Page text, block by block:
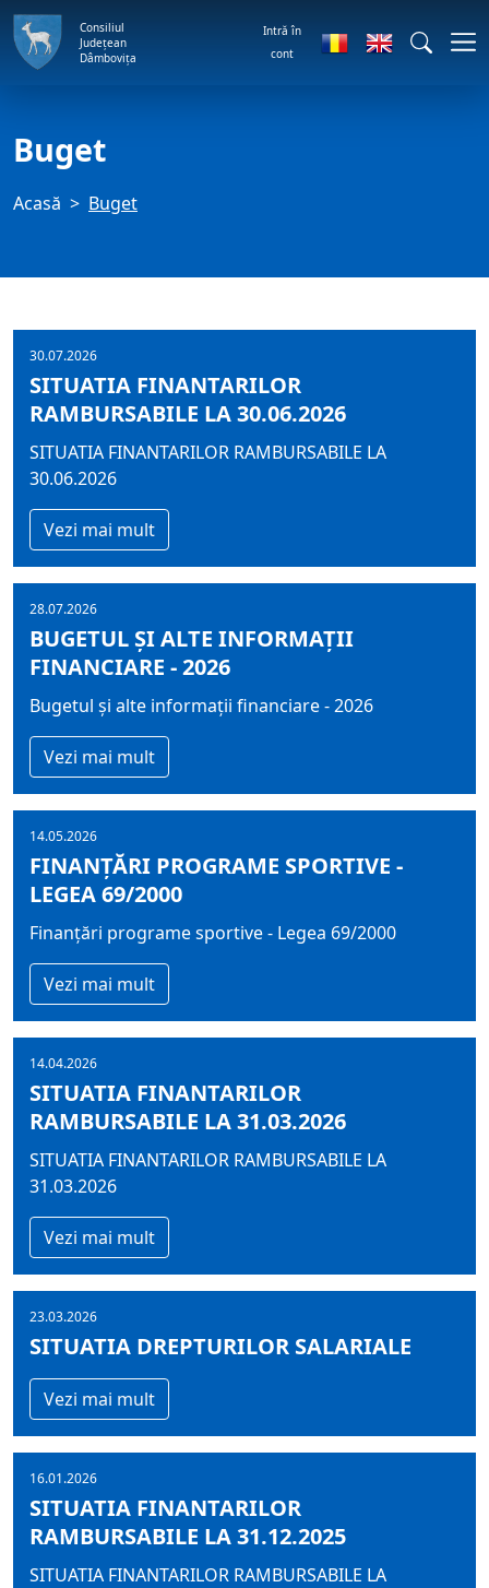
Consiliul
Județean
Dâmbovița
Intră în
cont
Buget
Acasă Buget
30.07.2026
SITUATIA FINANTARILOR
RAMBURSABILE LA 30.06.2026
SITUATIA FINANTARILOR RAMBURSABILE LA
30.06.2026
Vezi mai mult
28.07.2026
BUGETUL ŞI ALTE INFORMAȚII
FINANCIARE - 2026
Bugetul şi alte informații financiare - 2026
Vezi mai mult
14.05.2026
FINANȚĂRI PROGRAME SPORTIVE -
LEGEA 69/2000
Finanțări programe sportive - Legea 69/2000
Vezi mai mult
14.04.2026
SITUATIA FINANTARILOR
RAMBURSABILE LA 31.03.2026
SITUATIA FINANTARILOR RAMBURSABILE LA
31.03.2026
Vezi mai mult
23.03.2026
SITUATIA DREPTURILOR SALARIALE
Vezi mai mult
16.01.2026
SITUATIA FINANTARILOR
RAMBURSABILE LA 31.12.2025
SITUATIA FINANTARILOR RAMBURSABILE LA